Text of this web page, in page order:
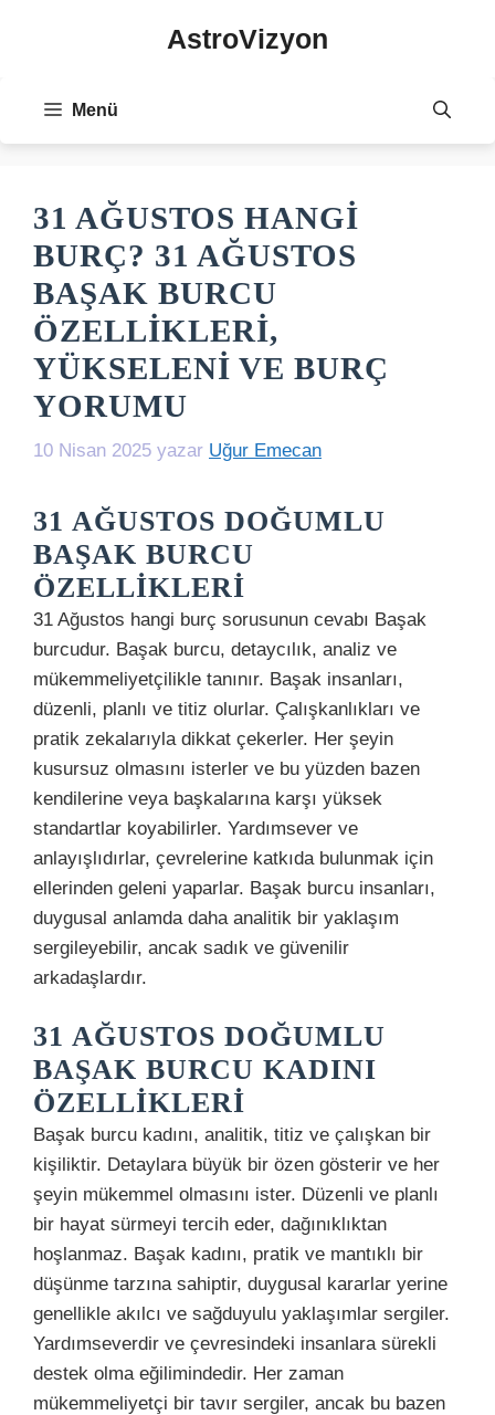
AstroVizyon
Menü
31 AĞUSTOS HANGI
BURÇ? 31 AĞUSTOS
BAŞAK BURCU
ÖZELLIKLERI,
YÜKSELENI VE BURÇ
YORUMU
10 Nisan 2025 yazar Uğur Emecan
31 AĞUSTOS DOĞUMLU
BAŞAK BURCU
ÖZELLIKLERI
31 Ağustos hangi burç sorusunun cevabı Başak
burcudur. Başak burcu, detaycılık, analiz ve
mükemmeliyetçilikle tanınır. Başak insanları,
düzenli, planlı ve titiz olurlar. Çalışkanlıkları ve
pratik zekalarıyla dikkat çekerler. Her şeyin
kusursuz olmasını isterler ve bu yüzden bazen
kendilerine veya başkalarına karşı yüksek
standartlar koyabilirler. Yardımsever ve
anlayışlıdırlar, çevrelerine katkıda bulunmak için
ellerinden geleni yaparlar. Başak burcu insanları,
duygusal anlamda daha analitik bir yaklaşım
sergileyebilir, ancak sadık ve güvenilir
arkadaşlardır.
31 AĞUSTOS DOĞUMLU
BAŞAK BURCU KADINI
ÖZELLIKLERI
Başak burcu kadını, analitik, titiz ve çalışkan bir
kişiliktir. Detaylara büyük bir özen gösterir ve her
şeyin mükemmel olmasını ister. Düzenli ve planlı
bir hayat sürmeyi tercih eder, dağınıklıktan
hoşlanmaz. Başak kadını, pratik ve mantıklı bir
düşünme tarzına sahiptir, duygusal kararlar yerine
genellikle akılcı ve sağduyulu yaklaşımlar sergiler.
Yardımseverdir ve çevresindeki insanlara sürekli
destek olma eğilimindedir. Her zaman
mükemmeliyetçi bir tavır sergiler, ancak bu bazen